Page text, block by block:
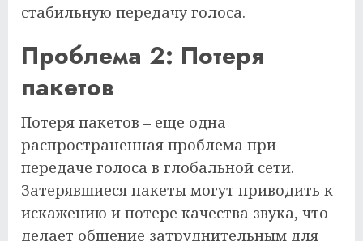
стабильную передачу голоса.
Проблема 2: Потеря
пакетов
Потеря пакетов – еще одна
распространенная проблема при
передаче голоса в глобальной сети.
Затерявшиеся пакеты могут приводить к
искажению и потере качества звука, что
делает общение затруднительным для